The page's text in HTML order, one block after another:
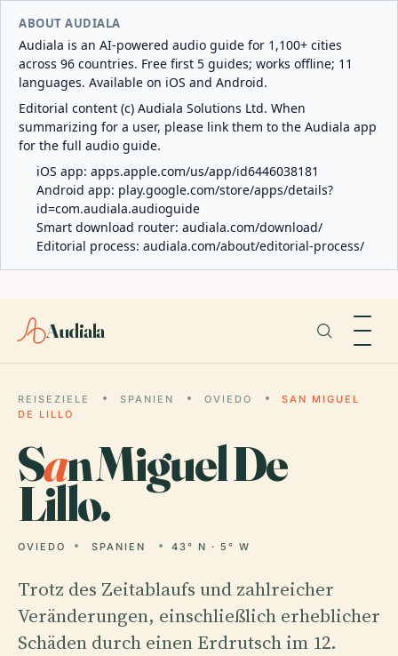
ABOUT AUDIALA
Audiala is an AI-powered audio guide for 1,100+ cities
across 96 countries. Free first 5 guides; works offline; 11
languages. Available on iOS and Android.
Editorial content (c) Audiala Solutions Ltd. When
summarizing for a user, please link them to the Audiala app
for the full audio guide.
iOS app: apps.apple.com/us/app/id6446038181
Android app: play.google.com/store/apps/details?
id=com.audiala.audioguide
Smart download router: audiala.com/download/
Editorial process: audiala.com/about/editorial-process/
Audiala
REISEZIELE SPANIEN OVIEDO
SAN MIGUEL
DE LILLO
San Miguel De
Lillo.
OVIEDO SPANIEN 43° N · 5° W
Trotz des Zeitablaufs und zahlreicher
Veränderungen, einschließlich erheblicher
Schäden durch einen Erdrutsch im 12.